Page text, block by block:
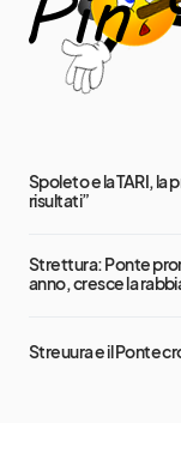
Spoleto e la TARI,
risultati”
Strettura: Ponte
anno, cresce la
Streuura e il